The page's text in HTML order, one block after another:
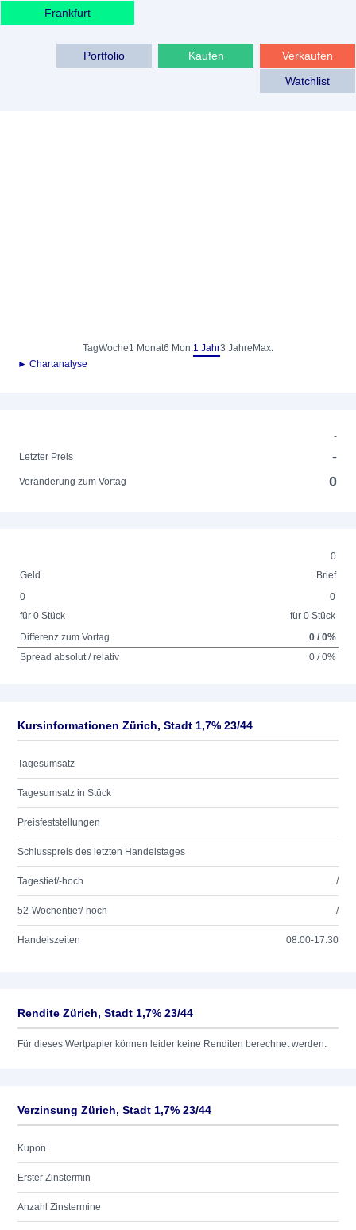
Frankfurt
Verkaufen
Kaufen
Portfolio
Watchlist
TagWoche1 Monat6 Mon.1 Jahr3 Jahre Max.
► Chartanalyse
-
Letzter Preis
-
Veränderung zum Vortag 0
0
Geld
Brief
0
für 0 Stück
0
für 0 Stück
Differenz zum Vortag
0 / 0%
Spread absolut / relativ
0 / 0%
Kursinformationen Zürich, Stadt 1,7% 23/44
Tagesumsatz
Tagesumsatz in Stück
Preisfeststellungen
Schlusspreis des letzten Handelstages
Tagestief/-hoch /
52-Wochentief/-hoch /
Handelszeiten 08:00-17:30
Rendite Zürich, Stadt 1,7% 23/44
Für dieses Wertpapier können leider keine Renditen berechnet werden.
Verzinsung Zürich, Stadt 1,7% 23/44
Kupon
Erster Zinstermin
Anzahl Zinstermine